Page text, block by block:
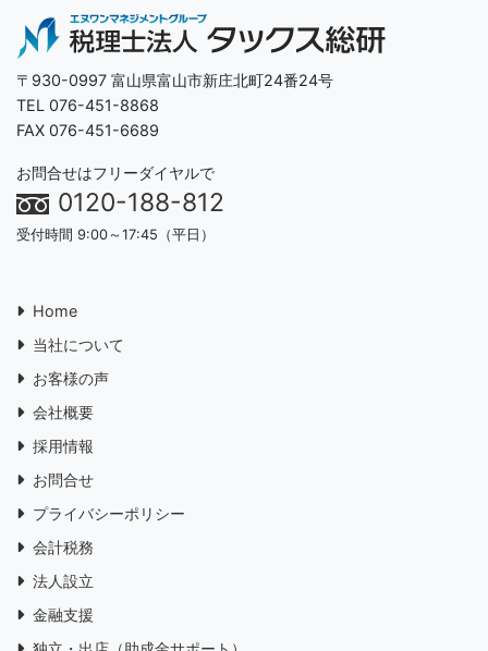
〒930-0997 富山県富山市新庄北町24番24号
TEL 076-451-8868
FAX 076-451-6689
お問合せはフリーダイヤルで
0120-188-812
受付時間 9:00～17:45（平日）
Home
当社について
お客様の声
会社概要
採用情報
お問合せ
プライバシーポリシー
会計税務
法人設立
金融支援